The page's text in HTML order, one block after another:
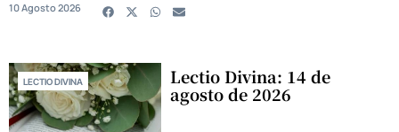
10 Agosto 2026
LECTIO DIVINA Lectio Divina: 14 de
agosto de 2026